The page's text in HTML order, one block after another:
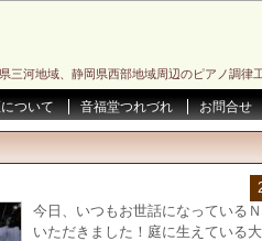
三河地域、静岡県西部地域周辺のピアノ調律
ついて 音福堂つれづれ お問合せ
今日、いつもお世話になっている
いただきました！庭に生えている